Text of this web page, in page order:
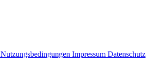
Nutzungsbedingungen Impressum Datenschutz